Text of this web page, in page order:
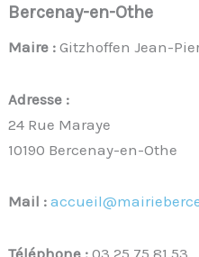
Bercenay-en-Othe
Maire :Gitzhoffen Jean-
Adresse :
24 Rue Maraye
10190 Bercenay-en-Othe
Mail :